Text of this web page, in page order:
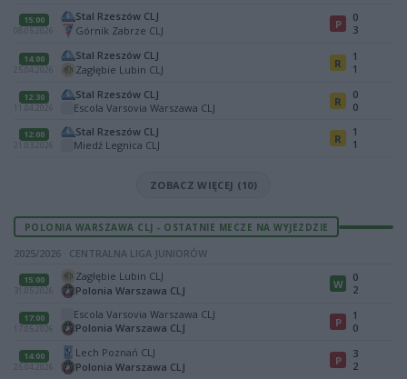
15:00
08.05.2026
Stal Rzeszów CLJ
Górnik Zabrze CLJ
P
0
3
14:00
25.04.2026
Stal Rzeszów CLJ
Zagłębie Lubin CLJ
R
1
1
12:30
11.04.2026
Stal Rzeszów CLJ
Escola Varsovia Warszawa CLJ
R
0
0
12:00
21.03.2026
Stal Rzeszów CLJ
Miedź Legnica CLJ
R
1
1
ZOBACZ WIĘCEJ (10)
POLONIA WARSZAWA CLJ - OSTATNIE MECZE NA WYJEZDZIE
2025/2026 · CENTRALNA LIGA JUNIORÓW
15:00
31.05.2026
Zagłębie Lubin CLJ
Polonia Warszawa CLJ
W
0
2
17:00
17.05.2026
Escola Varsovia Warszawa CLJ
Polonia Warszawa CLJ
P
1
0
14:00
25.04.2026
Lech Poznań CLJ
Polonia Warszawa CLJ
P
3
2